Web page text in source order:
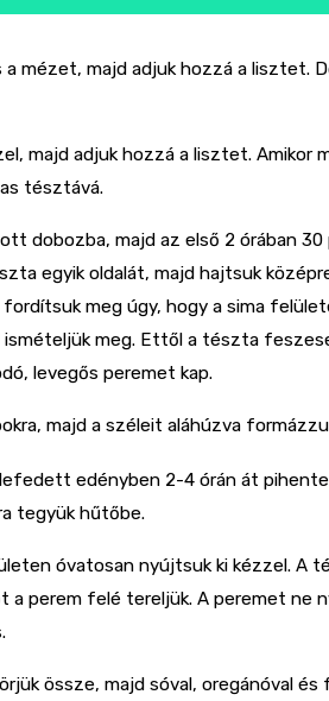
mézet, majd adjuk hozzá a lisztet.
majd adjuk hozzá a lisztet. Amikor
tésztává.
dobozba, majd az első 2 órában
egyik oldalát, majd hajtsuk
meg úgy, hogy a sima
meg. Ettől a tészta
levegős peremet kap.
majd a széleit aláhúzva
edényben 2-4 órán át
tegyük hűtőbe.
óvatosan nyújtsuk ki kézzel. A
a perem felé tereljük. A peremet ne
össze, majd sóval, oregánóval és